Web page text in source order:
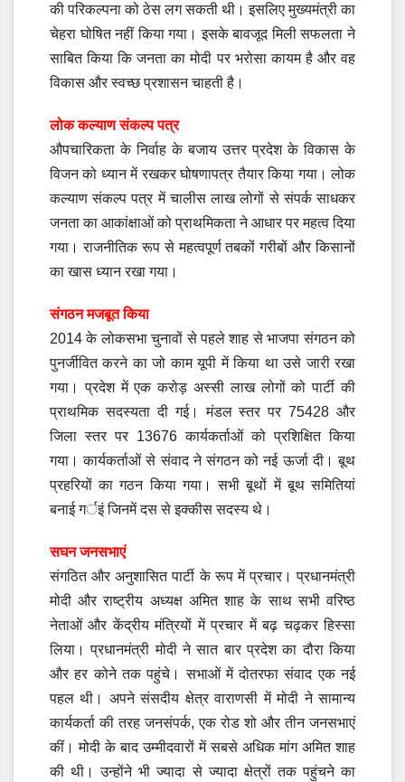
की परिकल्पना को ठेस लग सकती थी। इसलिए मुख्यमंत्री का
चेहरा घोषित नहीं किया गया। इसके बावजूद मिली सफलता ने
साबित किया कि जनता का मोदी पर भरोसा कायम है और वह
विकास और स्वच्छ प्रशासन चाहती है।
लोक कल्याण संकल्प पत्र
औपचारिकता के निर्वाह के बजाय उत्तर प्रदेश के विकास के
विजन को ध्यान में रखकर घोषणापत्र तैयार किया गया। लोक
कल्याण संकल्प पत्र में चालीस लाख लोगों से संपर्क साधकर
जनता का आकांक्षाओं को प्राथमिकता ने आधार पर महत्व दिया
गया। राजनीतिक रूप से महत्वपूर्ण तबकों गरीबों और किसानों
का खास ध्यान रखा गया।
संगठन मजबूत किया
2014 के लोकसभा चुनावों से पहले शाह से भाजपा संगठन को
पुनर्जीवित करने का जो काम यूपी में किया था उसे जारी रखा
गया। प्रदेश में एक करोड़ अस्सी लाख लोगों को पार्टी की
प्राथमिक सदस्यता दी गई। मंडल स्तर पर 75428 और
जिला स्तर पर 13676 कार्यकर्ताओं को प्रशिक्षित किया
गया। कार्यकर्ताओं से संवाद ने संगठन को नई ऊर्जा दी। बूथ
प्रहरियों का गठन किया गया। सभी बूथों में बूथ समितियां
बनाई गर्इं जिनमें दस से इक्कीस सदस्य थे।
सघन जनसभाएं
संगठित और अनुशासित पार्टी के रूप में प्रचार। प्रधानमंत्री
मोदी और राष्ट्रीय अध्यक्ष अमित शाह के साथ सभी वरिष्ठ
नेताओं और केंद्रीय मंत्रियों में प्रचार में बढ़ चढ़कर हिस्सा
लिया। प्रधानमंत्री मोदी ने सात बार प्रदेश का दौरा किया
और हर कोने तक पहुंचे। सभाओं में दोतरफा संवाद एक नई
पहल थी। अपने संसदीय क्षेत्र वाराणसी में मोदी ने सामान्य
कार्यकर्ता की तरह जनसंपर्क, एक रोड शो और तीन जनसभाएं
कीं। मोदी के बाद उम्मीदवारों में सबसे अधिक मांग अमित शाह
की थी। उन्होंने भी ज्यादा से ज्यादा क्षेत्रों तक पहुंचने का